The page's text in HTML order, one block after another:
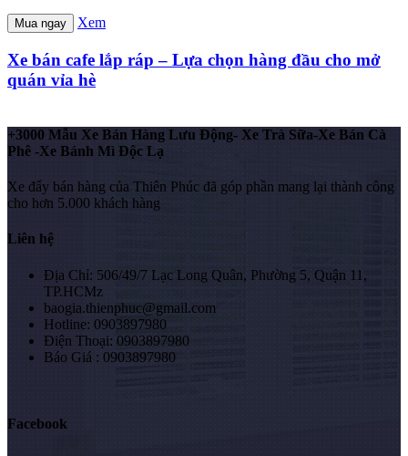
Mua ngay Xem
Xe bán cafe lắp ráp – Lựa chọn hàng đầu cho mở
quán vỉa hè
+3000 Mẫu Xe Bán Hàng Lưu Động- Xe Trà Sữa-Xe Bán Cà
Phê -Xe Bánh Mì Độc Lạ
Xe đẩy bán hàng của Thiên Phúc đã góp phần mang lại thành công
cho hơn 5.000 khách hàng
Liên hệ
Địa Chỉ: 506/49/7 Lạc Long Quân, Phường 5, Quận 11,
TP.HCMz
baogia.thienphuc@gmail.com
Hotline: 0903897980
Điện Thoại: 0903897980
Báo Giá : 0903897980
Facebook